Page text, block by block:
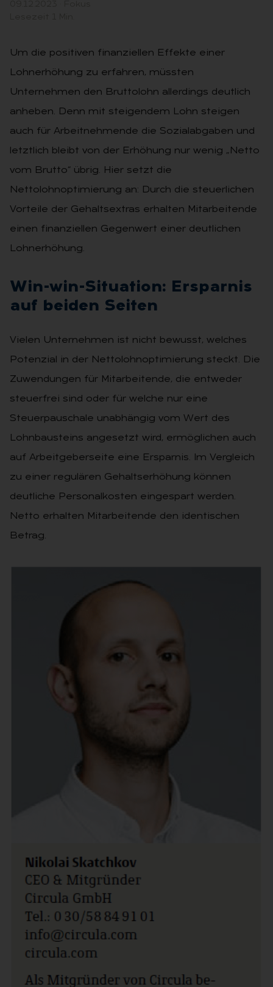
Um die positiven finanziellen Effekte einer
Lohnerhöhung zu erfahren, müssten
Unternehmen den Bruttolohn allerdings deutlich
anheben. Denn mit steigendem Lohn steigen
auch für Arbeitnehmende die Sozialabgaben und
letztlich bleibt von der Erhöhung nur wenig „Netto
vom Brutto“ übrig. Hier setzt die
Nettolohnoptimierung an: Durch die steuerlichen
Vorteile der Gehaltsextras erhalten Mitarbeitende
einen finanziellen Gegenwert einer deutlichen
Lohnerhöhung.
Win-win-Si­tua­ti­on: Er­spar­nis
auf bei­den Sei­ten
Vielen Unternehmen ist nicht bewusst, welches
Potenzial in der Nettolohnoptimierung steckt. Die
Zuwendungen für Mitarbeitende, die entweder
steuerfrei sind oder für welche nur eine
Steuerpauschale unabhängig vom Wert des
Lohnbausteins angesetzt wird, ermöglichen auch
auf Arbeitgeberseite eine Ersparnis. Im Vergleich
zu einer regulären Gehaltserhöhung können
deutliche Personalkosten eingespart werden.
Netto erhalten Mitarbeitende den identischen
Betrag.